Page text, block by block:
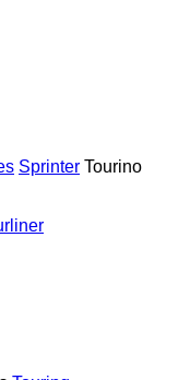
Sprinter Tourino